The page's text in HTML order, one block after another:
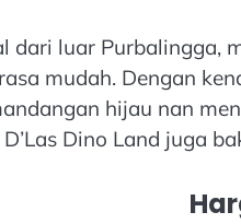
dari luar Purbalingga,
mudah. Dengan
hijau nan
Dino Land juga